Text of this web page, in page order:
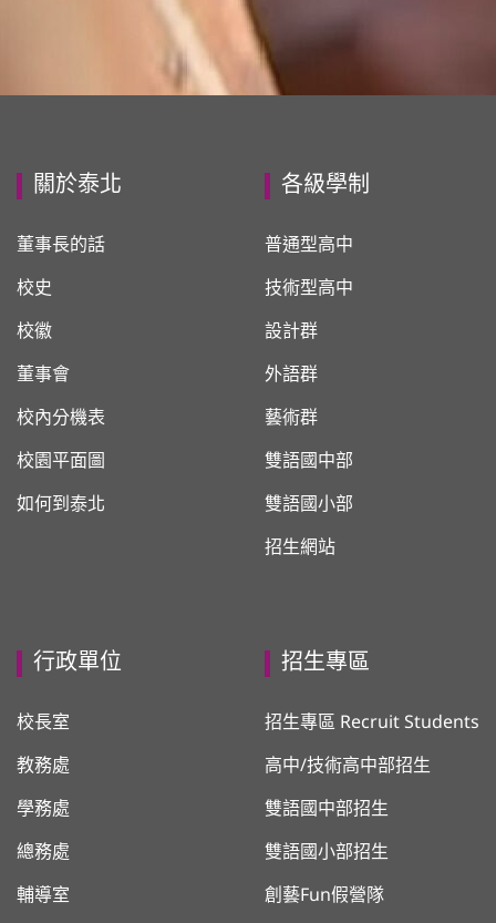
關於泰北
董事長的話
校史
校徽
董事會
校內分機表
校園平面圖
如何到泰北
各級學制
普通型高中
技術型高中
設計群
外語群
藝術群
雙語國中部
雙語國小部
招生網站
行政單位
校長室
教務處
學務處
總務處
輔導室
招生專區
招生專區 Recruit Students
高中/技術高中部招生
雙語國中部招生
雙語國小部招生
創藝Fun假營隊